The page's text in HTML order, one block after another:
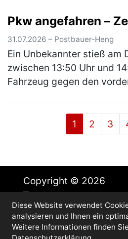
Folge „Am Stadtgraben“
Pkw angefahren –
31.07.2026 – Postbauer-Heng
Ein Unbekannter stieß am
zwischen 13:50 Uhr und
Fahrzeug gegen den
1 2 3
Copyright © 2026
Impressum
Datenschutz
Cookie-Einstellungen
Diese Website verwendet
analysieren und Ihnen ein
Weitere Informationen finden